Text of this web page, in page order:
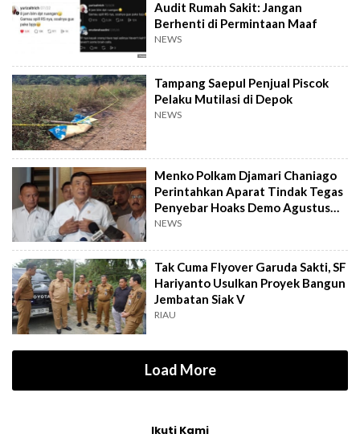
Audit Rumah Sakit: Jangan
Berhenti di Permintaan Maaf
NEWS
Tampang Saepul Penjual Piscok
Pelaku Mutilasi di Depok
NEWS
Menko Polkam Djamari Chaniago
Perintahkan Aparat Tindak Tegas
Penyebar Hoaks Demo Agustus
2026
NEWS
Tak Cuma Flyover Garuda Sakti, SF
Hariyanto Usulkan Proyek Bangun
Jembatan Siak V
RIAU
Load More
Ikuti Kami